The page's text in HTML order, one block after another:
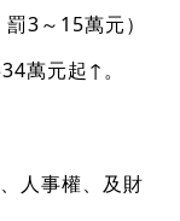
3～15萬元）
萬元起↑。
人事權、及財